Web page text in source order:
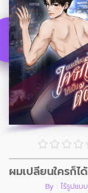
By : ไร้รูปแบบ